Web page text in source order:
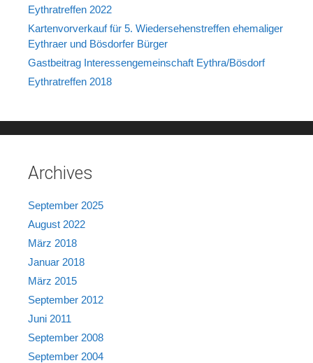
Eythratreffen 2022
Kartenvorverkauf für 5. Wiedersehenstreffen ehemaliger
Eythraer und Bösdorfer Bürger
Gastbeitrag Interessengemeinschaft Eythra/Bösdorf
Eythratreffen 2018
Archives
September 2025
August 2022
März 2018
Januar 2018
März 2015
September 2012
Juni 2011
September 2008
September 2004